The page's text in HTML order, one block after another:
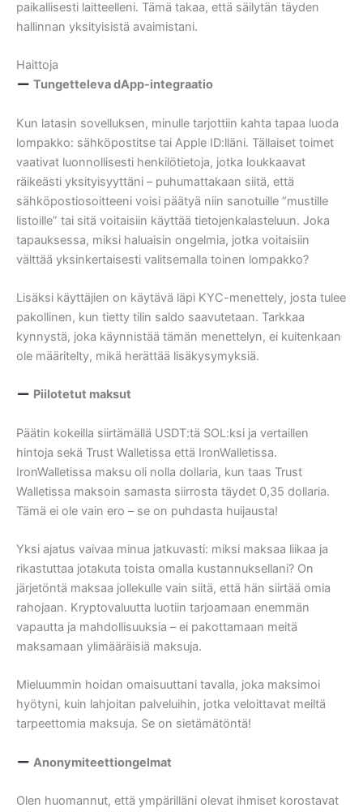
paikallisesti laitteelleni. Tämä takaa, että säilytän täyden
hallinnan yksityisistä avaimistani.
Haittoja
Tungetteleva dApp-integraatio
Kun latasin sovelluksen, minulle tarjottiin kahta tapaa luoda
lompakko: sähköpostitse tai Apple ID:lläni. Tällaiset toimet
vaativat luonnollisesti henkilötietoja, jotka loukkaavat
räikeästi yksityisyyttäni – puhumattakaan siitä, että
sähköpostiosoitteeni voisi päätyä niin sanotuille ”mustille
listoille” tai sitä voitaisiin käyttää tietojenkalasteluun. Joka
tapauksessa, miksi haluaisin ongelmia, jotka voitaisiin
välttää yksinkertaisesti valitsemalla toinen lompakko?
Lisäksi käyttäjien on käytävä läpi KYC-menettely, josta tulee
pakollinen, kun tietty tilin saldo saavutetaan. Tarkkaa
kynnystä, joka käynnistää tämän menettelyn, ei kuitenkaan
ole määritelty, mikä herättää lisäkysymyksiä.
Piilotetut maksut
Päätin kokeilla siirtämällä USDT:tä SOL:ksi ja vertaillen
hintoja sekä Trust Walletissa että IronWalletissa.
IronWalletissa maksu oli nolla dollaria, kun taas Trust
Walletissa maksoin samasta siirrosta täydet 0,35 dollaria.
Tämä ei ole vain ero – se on puhdasta huijausta!
Yksi ajatus vaivaa minua jatkuvasti: miksi maksaa liikaa ja
rikastuttaa jotakuta toista omalla kustannuksellani? On
järjetöntä maksaa jollekulle vain siitä, että hän siirtää omia
rahojaan. Kryptovaluutta luotiin tarjoamaan enemmän
vapautta ja mahdollisuuksia – ei pakottamaan meitä
maksamaan ylimääräisiä maksuja.
Mieluummin hoidan omaisuuttani tavalla, joka maksimoi
hyötyni, kuin lahjoitan palveluihin, jotka veloittavat meiltä
tarpeettomia maksuja. Se on sietämätöntä!
Anonymiteettiongelmat
Olen huomannut, että ympärilläni olevat ihmiset korostavat